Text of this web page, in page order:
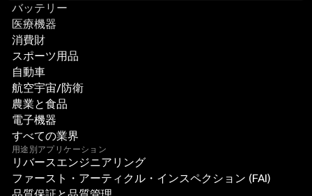
バッテリー
医療機器
消費財
スポーツ用品
自動車
航空宇宙/防衛
農業と食品
電子機器
すべての業界
用途別アプリケーション
リバースエンジニアリング
ファースト・アーティクル・インスペクション (FAI)